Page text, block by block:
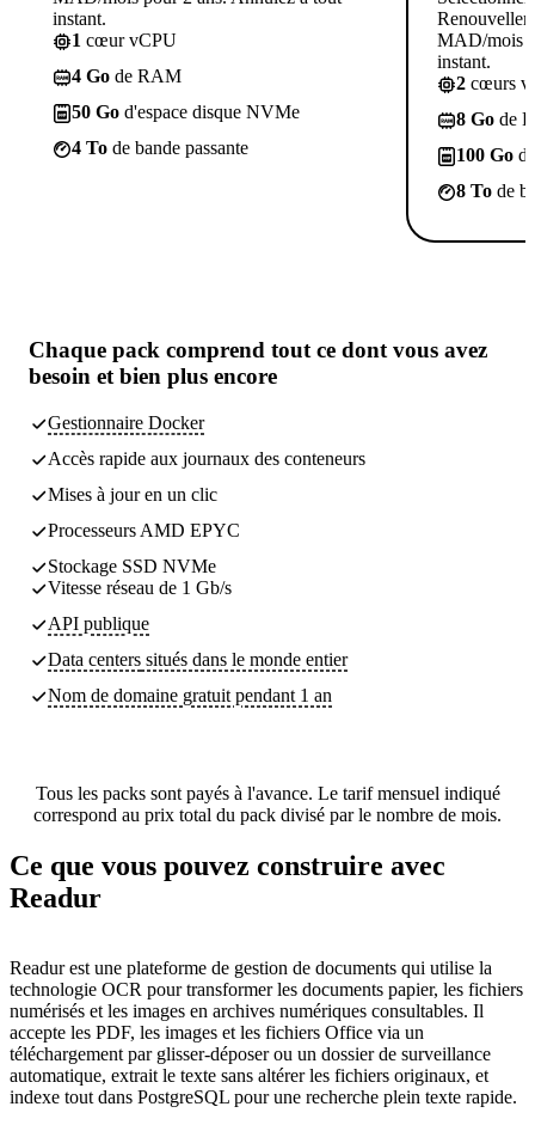
instant.
1 cœur vCPU
4 Go de RAM
50 Go d'espace disque NVMe
4 To de bande passante
MAD/mois
instant.
2 cœurs
8 Go de
100 Go
8 To de
Chaque pack comprend tout ce dont vous avez
besoin et bien plus encore
Gestionnaire Docker
Accès rapide aux journaux des conteneurs
Mises à jour en un clic
Processeurs AMD EPYC
Stockage SSD NVMe
Vitesse réseau de 1 Gb/s
API publique
Data centers situés dans le monde entier
Nom de domaine gratuit pendant 1 an
Tous les packs sont payés à l'avance. Le tarif mensuel indiqué
correspond au prix total du pack divisé par le nombre de mois.
Ce que vous pouvez construire avec
Readur
Readur est une plateforme de gestion de documents qui utilise la
technologie OCR pour transformer les documents papier, les fichiers
numérisés et les images en archives numériques consultables. Il
accepte les PDF, les images et les fichiers Office via un
téléchargement par glisser-déposer ou un dossier de surveillance
automatique, extrait le texte sans altérer les fichiers originaux, et
indexe tout dans PostgreSQL pour une recherche plein texte rapide.